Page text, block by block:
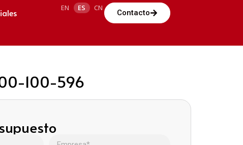
EN ES CN
Contacto
00-100-596